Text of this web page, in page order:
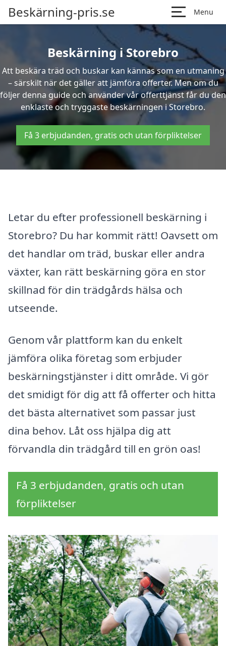
Beskärning-pris.se Menu
Beskärning i Storebro
Att beskära träd och buskar kan kännas som en utmaning
– särskilt när det gäller att jämföra offerter. Men om du
följer denna guide och använder vår offerttjänst får du den
enklaste och tryggaste beskärningen i Storebro.
Få 3 erbjudanden, gratis och utan förpliktelser
Letar du efter professionell beskärning i
Storebro? Du har kommit rätt! Oavsett om
det handlar om träd, buskar eller andra
växter, kan rätt beskärning göra en stor
skillnad för din trädgårds hälsa och
utseende.
Genom vår plattform kan du enkelt
jämföra olika företag som erbjuder
beskärningstjänster i ditt område. Vi gör
det smidigt för dig att få offerter och hitta
det bästa alternativet som passar just
dina behov. Låt oss hjälpa dig att
förvandla din trädgård till en grön oas!
Få 3 erbjudanden, gratis och utan
förpliktelser